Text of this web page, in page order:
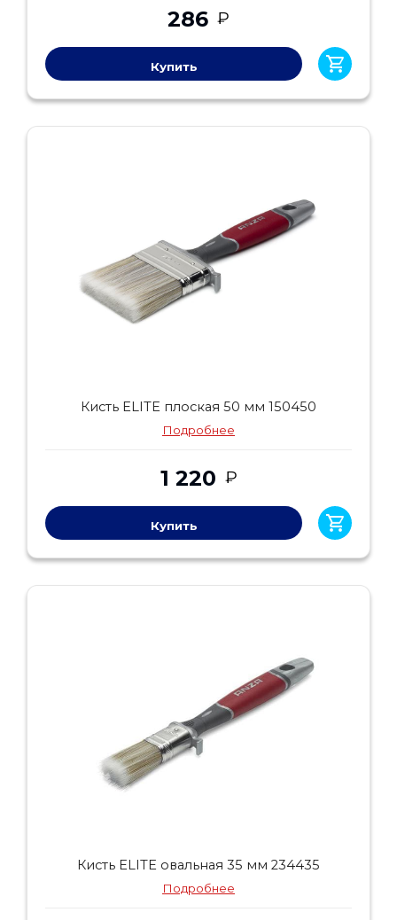
286 ₽
Купить
Кисть ELITE плоская 50 мм 150450
Подробнее
1 220 ₽
Купить
Кисть ELITE овальная 35 мм 234435
Подробнее